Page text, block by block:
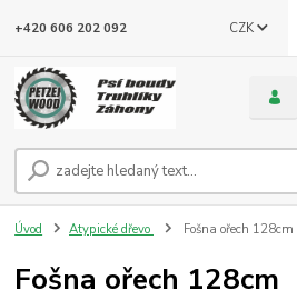
CZK
+420 606 202 092
Úvod Atypické dřevo Fošna ořech 128cm
Fošna ořech 128cm